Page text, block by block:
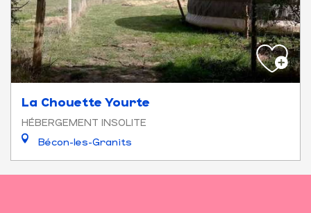
La Chouette Yourte
HÉBERGEMENT INSOLITE
Bécon-les-Granits